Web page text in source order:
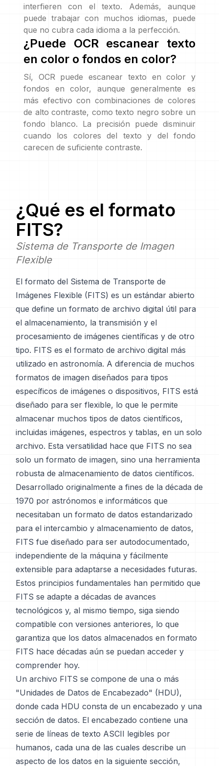
interfieren con el texto. Además, aunque
puede trabajar con muchos idiomas, puede
que no cubra cada idioma a la perfección.
¿Puede OCR escanear texto
en color o fondos en color?
Sí, OCR puede escanear texto en color y
fondos en color, aunque generalmente es
más efectivo con combinaciones de colores
de alto contraste, como texto negro sobre un
fondo blanco. La precisión puede disminuir
cuando los colores del texto y del fondo
carecen de suficiente contraste.
¿Qué es el formato
FITS?
Sistema de Transporte de Imagen
Flexible
El formato del Sistema de Transporte de
Imágenes Flexible (FITS) es un estándar abierto
que define un formato de archivo digital útil para
el almacenamiento, la transmisión y el
procesamiento de imágenes científicas y de otro
tipo. FITS es el formato de archivo digital más
utilizado en astronomía. A diferencia de muchos
formatos de imagen diseñados para tipos
específicos de imágenes o dispositivos, FITS está
diseñado para ser flexible, lo que le permite
almacenar muchos tipos de datos científicos,
incluidas imágenes, espectros y tablas, en un solo
archivo. Esta versatilidad hace que FITS no sea
solo un formato de imagen, sino una herramienta
robusta de almacenamiento de datos científicos.
Desarrollado originalmente a fines de la década de
1970 por astrónomos e informáticos que
necesitaban un formato de datos estandarizado
para el intercambio y almacenamiento de datos,
FITS fue diseñado para ser autodocumentado,
independiente de la máquina y fácilmente
extensible para adaptarse a necesidades futuras.
Estos principios fundamentales han permitido que
FITS se adapte a décadas de avances
tecnológicos y, al mismo tiempo, siga siendo
compatible con versiones anteriores, lo que
garantiza que los datos almacenados en formato
FITS hace décadas aún se puedan acceder y
comprender hoy.
Un archivo FITS se compone de una o más
"Unidades de Datos de Encabezado" (HDU),
donde cada HDU consta de un encabezado y una
sección de datos. El encabezado contiene una
serie de líneas de texto ASCII legibles por
humanos, cada una de las cuales describe un
aspecto de los datos en la siguiente sección,